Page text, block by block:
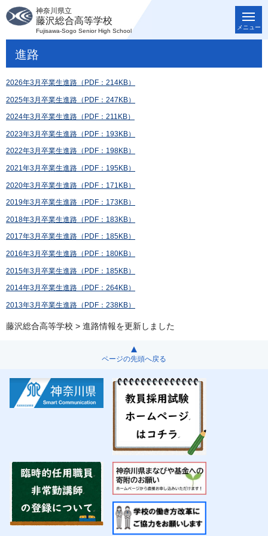
神奈川県立
藤沢総合高等学校
Fujisawa-Sogo Senior High School
メニュー
進路
2026年3月卒業生進路（PDF：214KB）
2025年3月卒業生進路（PDF：247KB）
2024年3月卒業生進路（PDF：211KB）
2023年3月卒業生進路（PDF：193KB）
2022年3月卒業生進路（PDF：198KB）
2021年3月卒業生進路（PDF：195KB）
2020年3月卒業生進路（PDF：171KB）
2019年3月卒業生進路（PDF：173KB）
2018年3月卒業生進路（PDF：183KB）
2017年3月卒業生進路（PDF：185KB）
2016年3月卒業生進路（PDF：180KB）
2015年3月卒業生進路（PDF：185KB）
2014年3月卒業生進路（PDF：264KB）
2013年3月卒業生進路（PDF：238KB）
藤沢総合高等学校 > 進路情報を更新しました
ページの先頭へ戻る